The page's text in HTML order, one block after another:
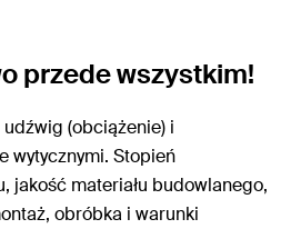
przede wszystkim!
(obciążenie) i
wytycznymi. Stopień
jakość materiału budowlanego,
obróbka i warunki